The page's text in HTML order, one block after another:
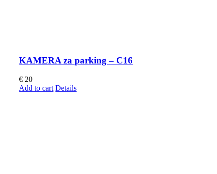
KAMERA za parking – C16
€ 20
Add to cart Details